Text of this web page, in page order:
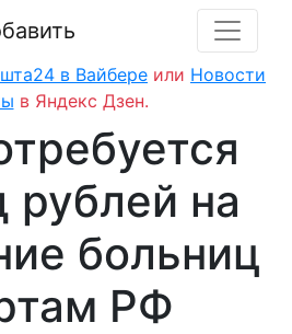
в Вайбере или Новости
в Яндекс Дзен.
рублей на
больниц
РФ